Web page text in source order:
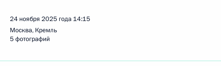
24 ноября 2025 года 14:15
Москва, Кремль
5 фотографий